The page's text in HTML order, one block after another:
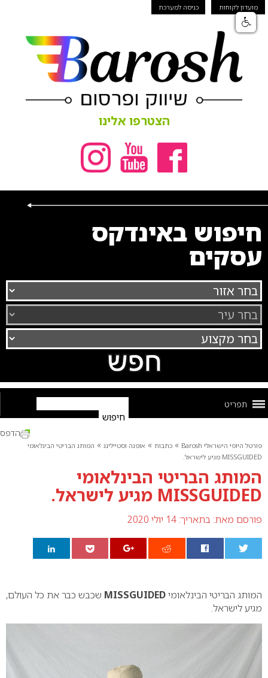
מועדון לקוחות כניסה למערכת
הצטרפו אלינו
חיפוש באינדקס
עסקים
תפריט
פורטל היופי הישראלי Barosh » כתבות » אופנה וסטיילינג » המותג הבריטי הבינלאומי
MISSGUIDED מגיע לישראל.
המותג הבריטי הבינלאומי
MISSGUIDED מגיע לישראל.
פורסם מאת: בתאריך: 14 יולי 2020
הדפס
המותג הבריטי הבינלאומיMISSGUIDED שכבש כבר את כל העולם,
מגיע לישראל.